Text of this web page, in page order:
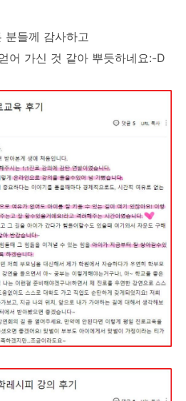
분들께 감사하고
어 가신 것 같아 뿌듯하네요:-D